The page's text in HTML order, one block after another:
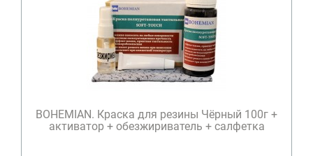
BOHEMIAN. Краска для резины Чёрный 100г +
активатор + обезжириватель + салфетка